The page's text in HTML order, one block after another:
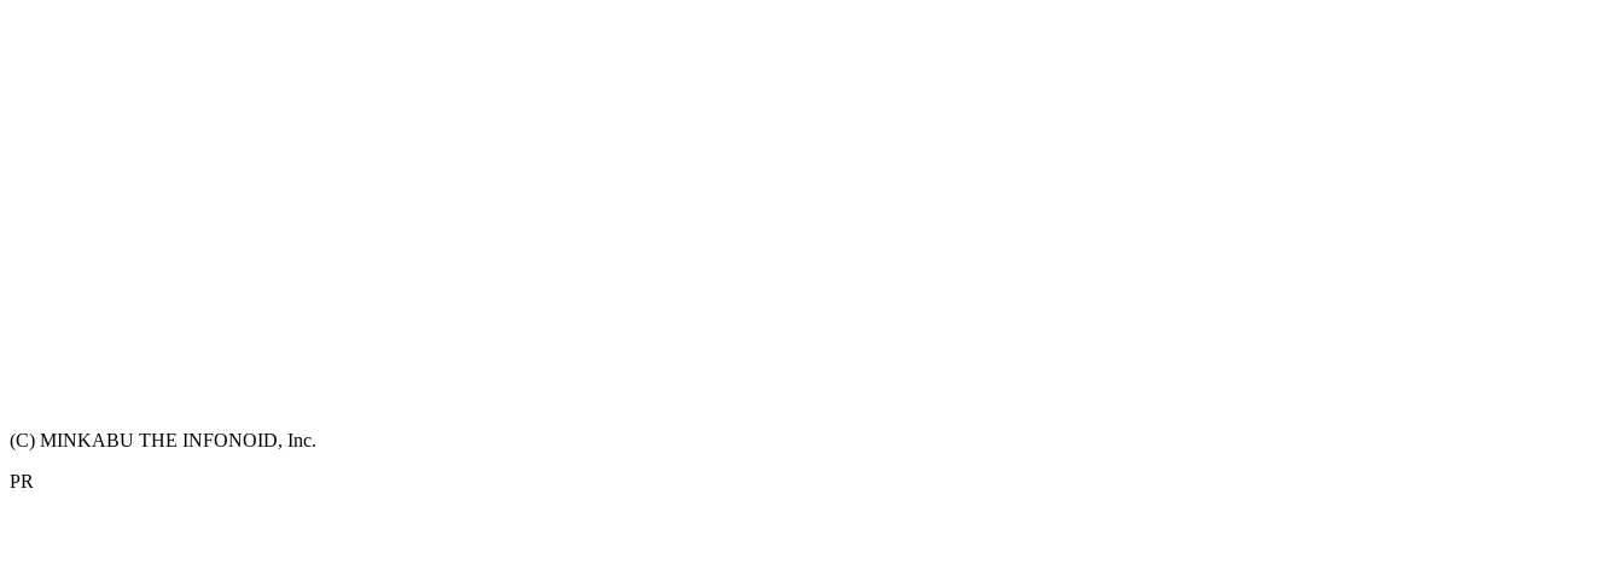
(C) MINKABU THE INFONOID, Inc.
PR